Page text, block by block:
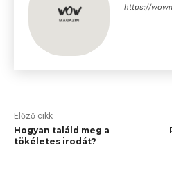
https://
Előző cikk
Hogyan találd meg a
tökéletes irodát?